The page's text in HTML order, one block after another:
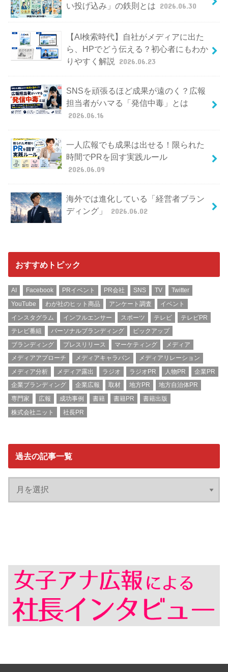
い投げ込み」の鉄則とは 2026.06.30
【AI検索時代】自社がメディアに出た
ら、HPでどう伝える？初心者にもわか
りやすく解説
2026.06.23
SNSを頑張るほど成果が遠のく？広報
担当者がハマる「発信中毒」とは
2026.06.16
一人広報でも成果は出せる！限られた
時間でPRを回す実践ルール
2026.06.09
海外では進化している「経営者ブラン
ディング」
2026.06.02
おすすめトピック
AI Facebook PRイベント PR会社 SNS TV
Twitter
YouTube
わが社のヒット商品 アンケート調査
イベント
インスタグラム
インフルエンサー スポーツ テレビ
テレビPR
テレビ番組
パーソナルブランディング
ピックアップ
ブランディング
プレスリリース マーケティング
メディア
メディアアプローチ
メディアキャラバン
メディアリレーション
メディア分析
メディア露出 ラジオ ラジオPR 人物PR
企業PR
企業ブランディング
企業広報 取材 地方PR
地方自治体PR
専門家
広報 成功事例 書籍 書籍PR
書籍出版
株式会社ニット
社長PR
過去の記事一覧